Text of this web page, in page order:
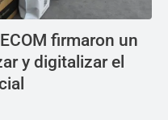
firmaron un
y digitalizar el